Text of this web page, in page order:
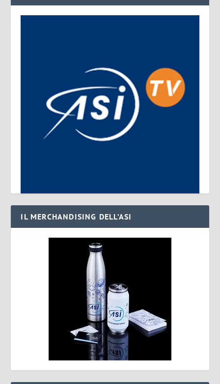
IL MERCHANDISING DELL’ASI